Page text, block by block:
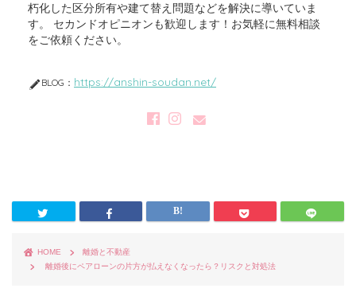
朽化した区分所有や建て替え問題などを解決に導いていま
す。 セカンドオピニオンも歓迎します！お気軽に無料相談
をご依頼ください。
BLOG： https://anshin-soudan.net/
HOME
離婚と不動産
離婚後にペアローンの片方が払えなくなったら？リスクと対処法